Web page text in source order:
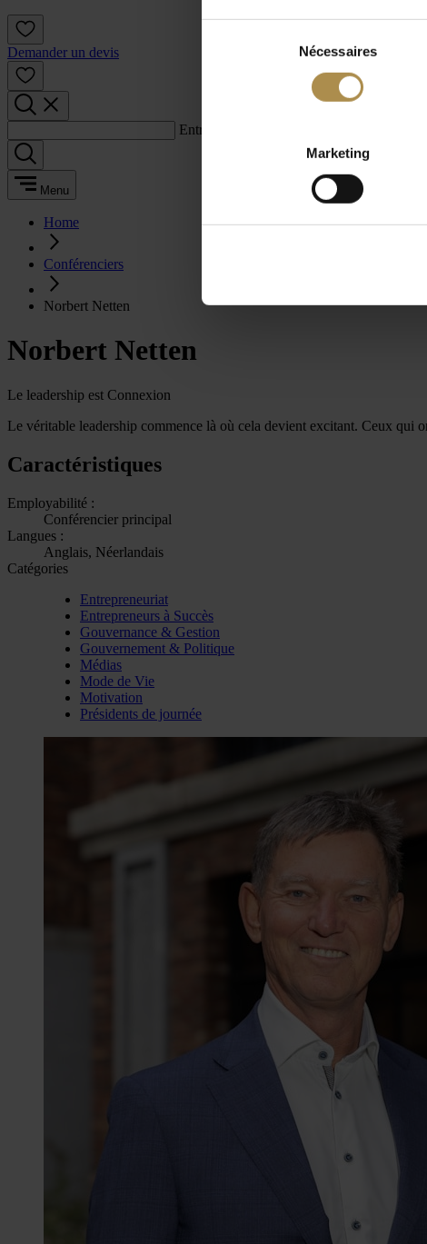
Nécessaires
Marketing
Demander un devis
Entrez un terme de recherche :
Menu
Home
Conférenciers
Norbert Netten
Norbert Netten
Le leadership est Connexion
Le véritable leadership commence là où cela devient excitant. Ceux qui
Caractéristiques
Employabilité :
Conférencier principal
Langues :
Anglais, Néerlandais
Catégories
Entrepreneuriat
Entrepreneurs à Succès
Gouvernance & Gestion
Gouvernement & Politique
Médias
Mode de Vie
Motivation
Présidents de journée